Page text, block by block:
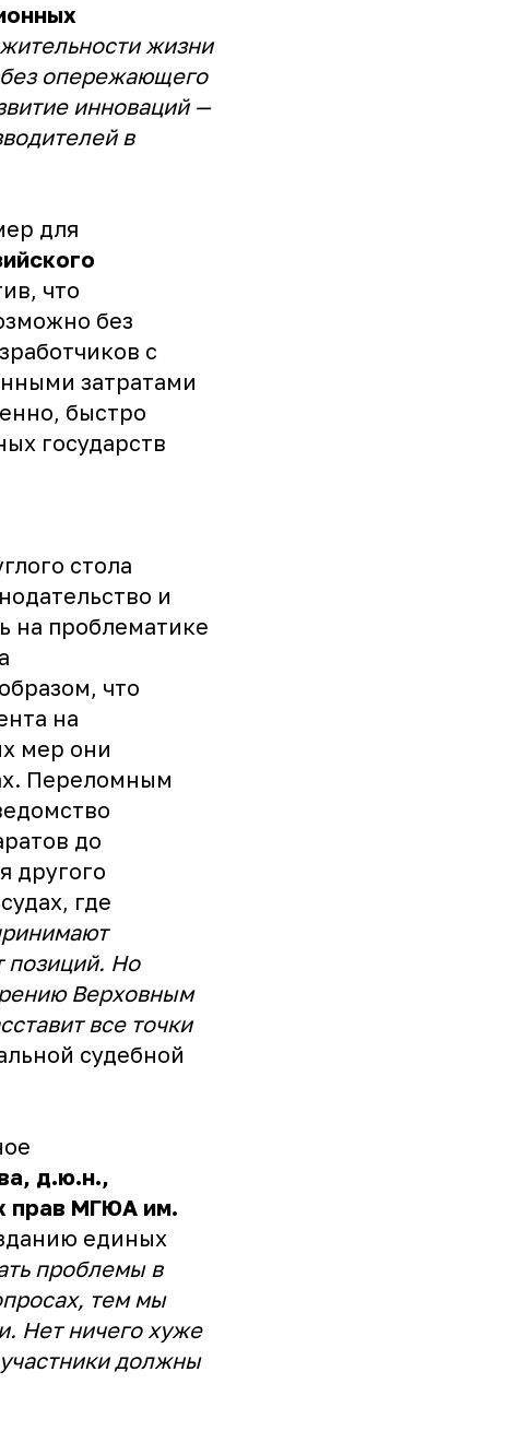
жизни
без опережающего
инноваций —
в
для
что
без
с
затратами
быстро
государств
стола
и
на проблематике
что
на
мер они
Переломным
до
другого
где
позиций. Но
Верховным
все точки
судебной
д.ю.н.,
прав МГЮА им.
единых
проблемы в
тем мы
Нет ничего хуже
должны